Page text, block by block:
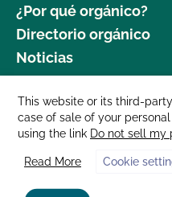
¿Por qué orgánico?
Directorio orgánico
Noticias
Donar
Carreras profesionales
Sala de prensa
Contáctenos
This website or its third-
case of sale of your
using the link Do not sell my
Read More Cookie